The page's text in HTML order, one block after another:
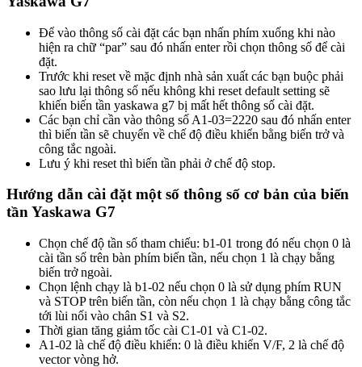
Để vào thông số cài đặt các bạn nhấn phím xuống khi nào
hiện ra chữ “par” sau đó nhấn enter rồi chọn thông số để cài
đặt.
Trước khi reset về mặc định nhà sản xuất các bạn buộc phải
sao lưu lại thông số nếu không khi reset default setting sẽ
khiến biến tần yaskawa g7 bị mất hết thông số cài đặt.
Các bạn chỉ cần vào thông số A1-03=2220 sau đó nhấn enter
thì biến tần sẽ chuyển về chế độ điều khiển bằng biến trở và
công tắc ngoài.
Lưu ý khi reset thì biến tần phải ở chế độ stop.
Hướng dẫn cài đặt một số thông số cơ bản của biến
tần Yaskawa G7
Chọn chế độ tần số tham chiếu: b1-01 trong đó nếu chọn 0 là
cài tần số trên bàn phím biến tần, nếu chọn 1 là chạy bằng
biến trở ngoài.
Chọn lệnh chạy là b1-02 nếu chọn 0 là sử dụng phím RUN
và STOP trên biến tần, còn nếu chọn 1 là chạy bằng công tắc
tới lùi nối vào chân S1 và S2.
Thời gian tăng giảm tốc cài C1-01 và C1-02.
A1-02 là chế độ điều khiển: 0 là điều khiển V/F, 2 là chế độ
vector vòng hở.